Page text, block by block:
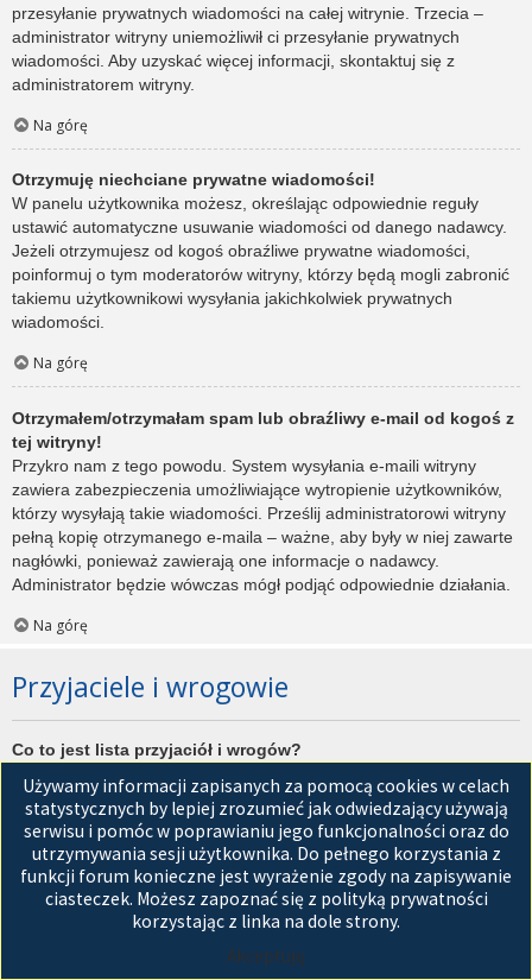
przesyłanie prywatnych wiadomości na całej witrynie. Trzecia –
administrator witryny uniemożliwił ci przesyłanie prywatnych
wiadomości. Aby uzyskać więcej informacji, skontaktuj się z
administratorem witryny.
Na górę
Otrzymuję niechciane prywatne wiadomości!
W panelu użytkownika możesz, określając odpowiednie reguły
ustawić automatyczne usuwanie wiadomości od danego nadawcy.
Jeżeli otrzymujesz od kogoś obraźliwe prywatne wiadomości,
poinformuj o tym moderatorów witryny, którzy będą mogli zabronić
takiemu użytkownikowi wysyłania jakichkolwiek prywatnych
wiadomości.
Na górę
Otrzymałem/otrzymałam spam lub obraźliwy e-mail od kogoś z
tej witryny!
Przykro nam z tego powodu. System wysyłania e-maili witryny
zawiera zabezpieczenia umożliwiające wytropienie użytkowników,
którzy wysyłają takie wiadomości. Prześlij administratorowi witryny
pełną kopię otrzymanego e-maila – ważne, aby były w niej zawarte
nagłówki, ponieważ zawierają one informacje o nadawcy.
Administrator będzie wówczas mógł podjąć odpowiednie działania.
Na górę
Przyjaciele i wrogowie
Co to jest lista przyjaciół i wrogów?
użytkowników witryny. Użytkownicy dodani do listy przyjaciół będą
wyświetleni na karciePrzyjacieleznajdującej się w panelu
zarządzania kontem. Z tego poziomu można szybko sprawdzić ich
status, a także wysłać prywatną wiadomość. Zależnie od
używanego stylu witryny, posty tych użytkowników mogą być
wyróżniane. Jeśli użytkownik zostanie dodany do listy wrogów,
Używamy informacji zapisanych za pomocą cookies w celach
statystycznych by lepiej zrozumieć jak odwiedzający używają
serwisu i pomóc w poprawianiu jego funkcjonalności oraz do
utrzymywania sesji użytkownika. Do pełnego korzystania z
funkcji forum konieczne jest wyrażenie zgody na zapisywanie
ciasteczek. Możesz zapoznać się z polityką prywatności
korzystając z linka na dole strony.
Akceptuję